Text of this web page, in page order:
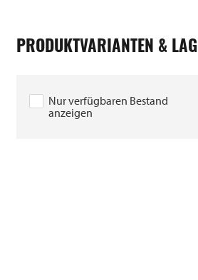
PRODUKTVARIANTEN &
Nur verfügbaren Bestand
anzeigen